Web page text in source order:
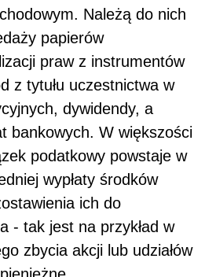
Należą do nich
papierów
praw z instrumentów
z tytułu uczestnictwa w
dywidendy, a
bankowych. W większości
podatkowy powstaje w
wypłaty środków
ich do
- tak jest na przykład w
zbycia akcji lub udziałów